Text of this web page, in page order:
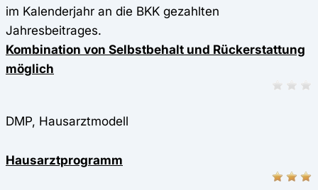
im Kalenderjahr an die BKK gezahlten
Jahresbeitrages.
Kombination von Selbstbehalt und Rückerstattung
möglich
DMP, Hausarztmodell
Hausarztprogramm